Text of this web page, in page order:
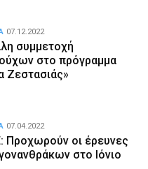
συμμετοχή
στο πρόγραμμα
Ζεστασιάς»
07.12.2022
Προχωρούν οι έρευνες
στο Ιόνιο
07.04.2022